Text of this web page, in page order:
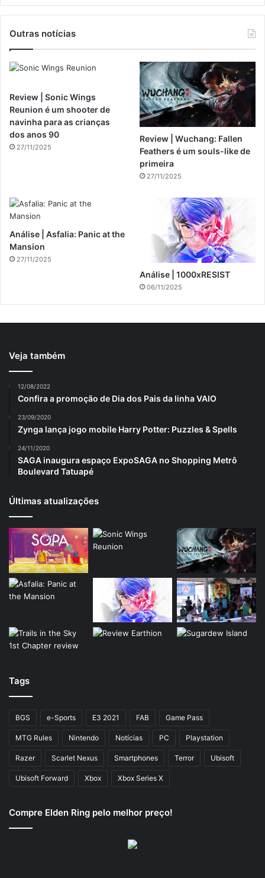
Outras notícias
Review | Sonic Wings
Reunion é um shooter de
navinha para as crianças
dos anos 90
27/11/2025
Review | Wuchang: Fallen
Feathers é um souls-like de
primeira
27/11/2025
Análise | Asfalia: Panic at the
Mansion
27/11/2025
Análise | 1000xRESIST
06/11/2025
Veja também
12/08/2022
Confira a promoção de Dia dos Pais da linha VAIO
23/09/2020
Zynga lança jogo mobile Harry Potter: Puzzles & Spells
24/11/2020
SAGA inaugura espaço ExpoSAGA no Shopping Metrô
Boulevard Tatuapé
Últimas atualizações
Tags
BGS e-Sports E3 2021 FAB Game Pass
MTG Rules Nintendo Notícias PC Playstation
Razer Scarlet Nexus Smartphones Terror Ubisoft
Ubisoft Forward Xbox Xbox Series X
Compre Elden Ring pelo melhor preço!